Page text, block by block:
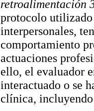
retroalimentación
protocolo utilizado
interpersonales,
comportamiento
actuaciones
ello, el evaluador
interactuado o se
clínica,